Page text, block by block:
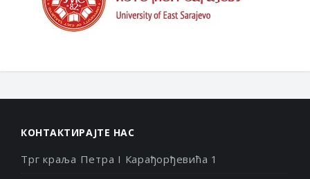
КОНТАКТИРАЈТЕ НАС
Трг краља Петра I Карађорђевића 1